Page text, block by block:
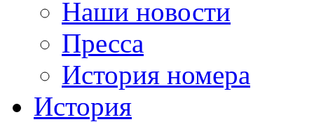
Наши новости
Пресса
История номера
История